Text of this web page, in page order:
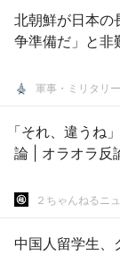
北朝鮮が日本の
争準備だ」と非
軍事・ミリタリ
「それ、違うね
論 | オラオラ
２ちゃんねるニ
中国人留学生、